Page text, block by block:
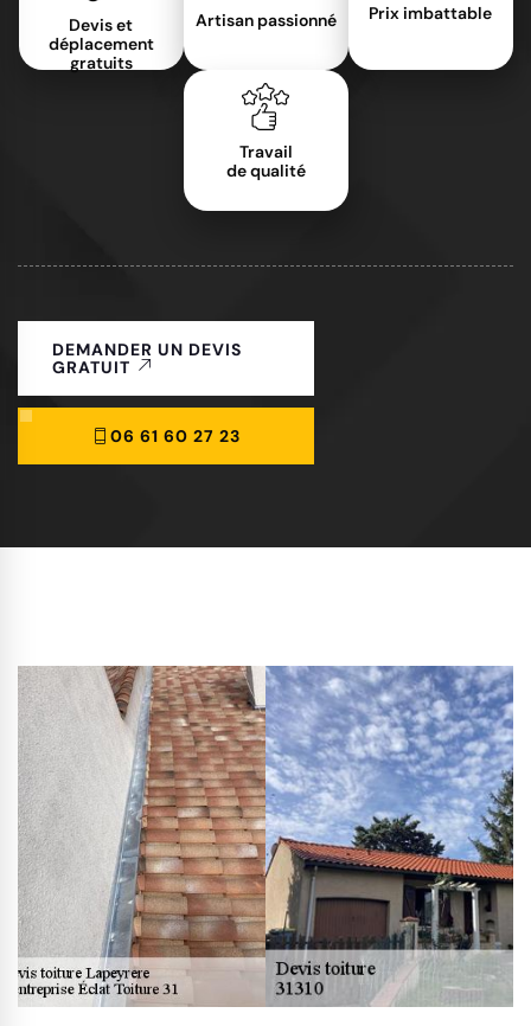
Devis et
déplacement
gratuits
Artisan passionné Prix imbattable
Travail
de qualité
DEMANDER UN DEVIS
GRATUIT
06 61 60 27 23